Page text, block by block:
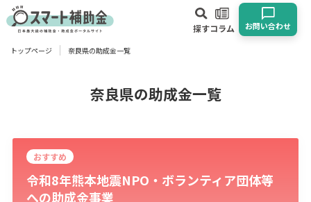
探すコラム お問い合わせ
対象
トップページ 奈良県の助成金一覧
奈良県の助成金一覧
おすすめ
令和8年熊本地震NPO・ボランティア団体等
への助成金事業